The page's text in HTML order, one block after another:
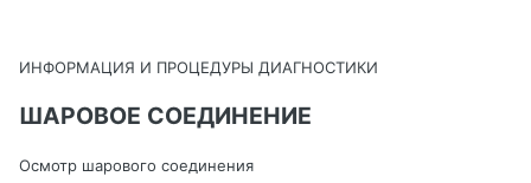
ИНФОРМАЦИЯ И ПРОЦЕДУРЫ ДИАГНОСТИКИ
ШАРОВОЕ СОЕДИНЕНИЕ
Осмотр шарового соединения